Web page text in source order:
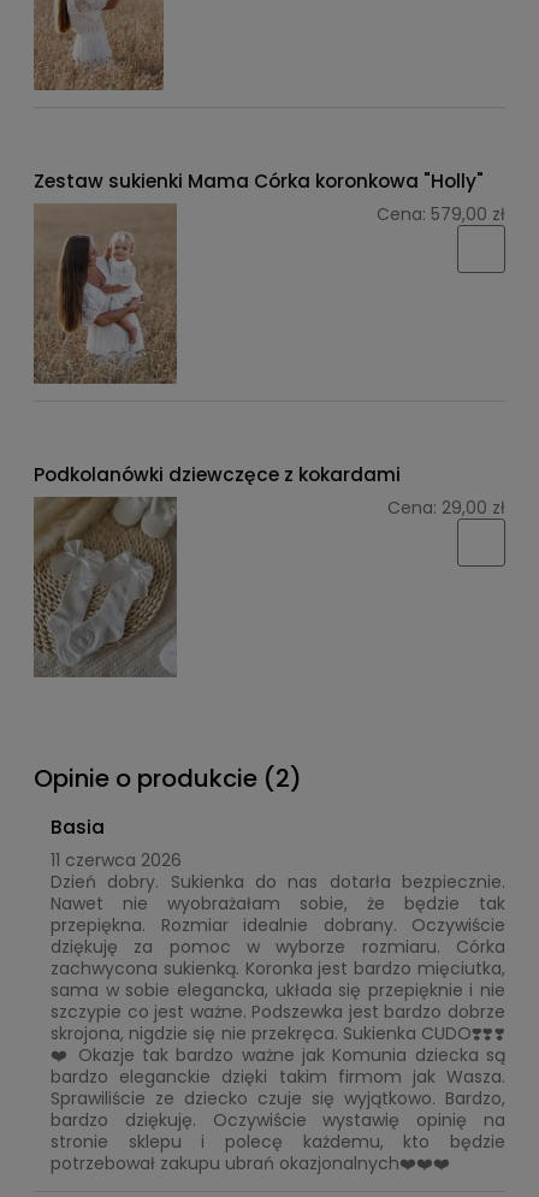
Zestaw sukienki Mama Córka koronkowa "Holly"
Cena: 579,00 zł
Podkolanówki dziewczęce z kokardami
Cena: 29,00 zł
Opinie o produkcie (2)
Basia
11 czerwca 2026
Dzień dobry. Sukienka do nas dotarła bezpiecznie.
Nawet nie wyobrażałam sobie, że będzie tak
przepiękna. Rozmiar idealnie dobrany. Oczywiście
dziękuję za pomoc w wyborze rozmiaru. Córka
zachwycona sukienką. Koronka jest bardzo mięciutka,
sama w sobie elegancka, układa się przepięknie i nie
szczypie co jest ważne. Podszewka jest bardzo dobrze
skrojona, nigdzie się nie przekręca. Sukienka CUDO❣️❣️❣️
❤️ Okazje tak bardzo ważne jak Komunia dziecka są
bardzo eleganckie dzięki takim firmom jak Wasza.
Sprawiliście ze dziecko czuje się wyjątkowo. Bardzo,
bardzo dziękuję. Oczywiście wystawię opinię na
stronie sklepu i polecę każdemu, kto będzie
potrzebował zakupu ubrań okazjonalnych❤️❤️❤️